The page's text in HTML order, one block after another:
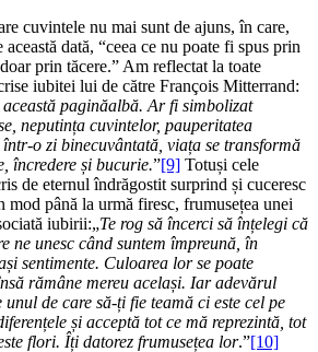
cuvintele nu mai sunt de ajuns, în care,
dată, “ceea ce nu poate fi spus prin
prin tăcere.” Am reflectat la toate
iubitei lui de către François Mitterrand:
paginăalbă. Ar fi simbolizat
neputința cuvintelor, pauperitatea
o zi binecuvântată, viața se transformă
încredere și bucurie.”[9] Totuși cele
de eternul îndrăgostit surprind și cuceresc
mod până la urmă firesc, frumusețea unei
iubirii:„Te rog să încerci să înțelegi că
ne unesc când suntem împreună, în
sentimente. Culoarea lor se poate
rămâne mereu același. Iar adevărul
de care să-ți fie teamă ci este cel pe
și acceptă tot ce mă reprezintă, tot
flori. Îți datorez frumusețea lor.”[10]